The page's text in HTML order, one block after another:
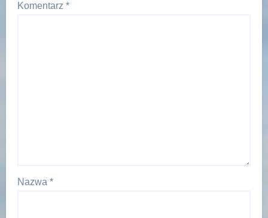
Komentarz *
Nazwa *